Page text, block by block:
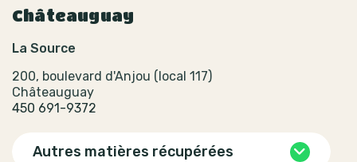
Châteauguay
La Source
200, boulevard d'Anjou (local 117)
Châteauguay
450 691-9372
Autres matières récupérées